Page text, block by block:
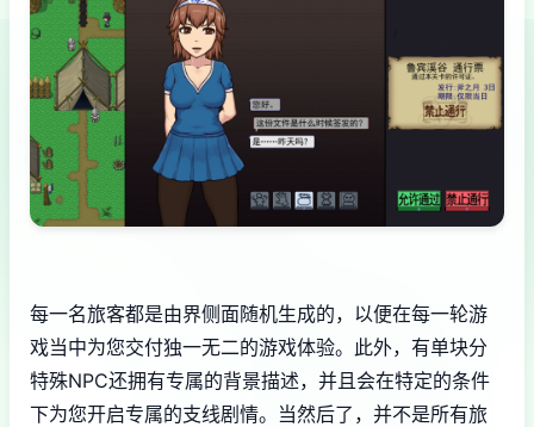
每一名旅客都是由界侧面随机生成的，以便在每一轮游
戏当中为您交付独一无二的游戏体验。此外，有单块分
特殊NPC还拥有专属的背景描述，并且会在特定的条件
下为您开启专属的支线剧情。当然后了，并不是所有旅